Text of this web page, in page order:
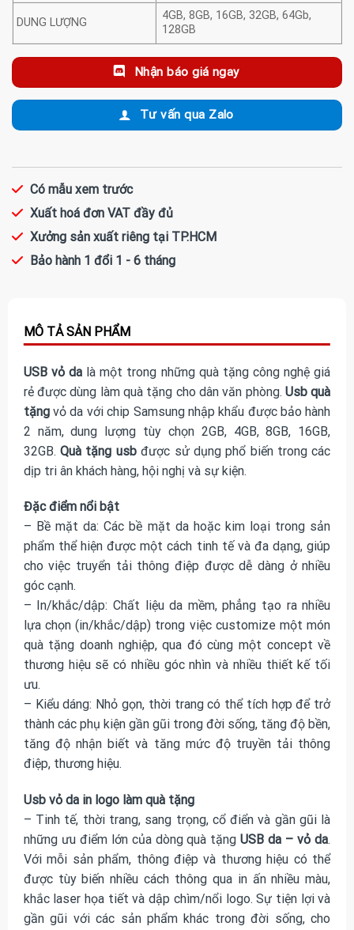
DUNG LƯỢNG
4GB, 8GB, 16GB, 32GB, 64Gb,
128GB
Nhận báo giá ngay
Tư vấn qua Zalo
Có mẫu xem trước
Xuất hoá đơn VAT đầy đủ
Xưởng sản xuất riêng tại TP.HCM
Bảo hành 1 đổi 1 - 6 tháng
USB vỏ da là một trong những quà tặng công nghệ giá
rẻ được dùng làm quà tặng cho dân văn phòng. Usb quà
tặngvỏ da với chip Samsung nhập khẩu được bảo hành
2 năm, dung lượng tùy chọn 2GB, 4GB, 8GB, 16GB,
32GB.Quà tặng usbđược sử dụng phổ biến trong các
dịp tri ân khách hàng, hội nghị và sự kiện.
Đặc điểm nổi bật
– Bề mặt da: Các bề mặt da hoặc kim loại trong sản
phẩm thể hiện được một cách tinh tế và đa dạng, giúp
cho việc truyển tải thông điệp được dễ dàng ở nhiều
góc cạnh.
– In/khắc/dập: Chất liệu da mềm, phẳng tạo ra nhiều
lựa chọn (in/khắc/dập) trong việc customize một món
quà tặng doanh nghiệp, qua đó cùng một concept về
thương hiệu sẽ có nhiều góc nhìn và nhiều thiết kế tối
ưu.
– Kiểu dáng: Nhỏ gọn, thời trang có thể tích hợp để trở
thành các phụ kiện gần gũi trong đời sống, tăng độ bền,
tăng độ nhận biết và tăng mức độ truyền tải thông
điệp, thương hiệu.
Usb vỏ da in logo làm quà tặng
– Tinh tế, thời trang, sang trọng, cổ điển và gần gũi là
những ưu điểm lớn của dòng quà tặng USB da – vỏ da.
Với mỗi sản phẩm, thông điệp và thương hiệu có thể
được tùy biến nhiều cách thông qua in ấn nhiều màu,
khắc laser họa tiết và dập chìm/nổi logo. Sự tiện lợi và
gần gũi với các sản phẩm khác trong đời sống, cho